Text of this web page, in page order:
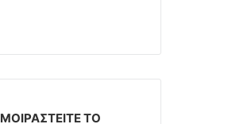
ΜΟΙΡΑΣΤΕΊΤΕ ΤΟ